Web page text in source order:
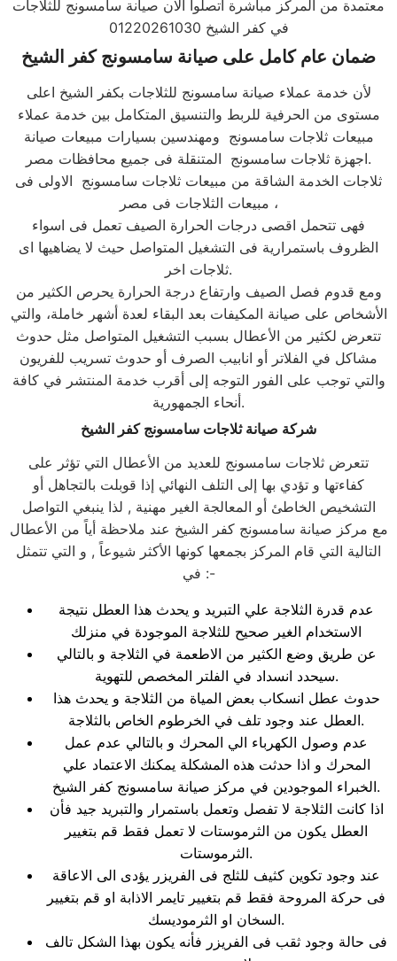
معتمدة من المركز مباشرة اتصلوا الان صيانة سامسونج للثلاجات
في كفر الشيخ 01220261030
ضمان عام كامل على صيانة سامسونج كفر الشيخ
لأن خدمة عملاء صيانة سامسونج للثلاجات بكفر الشيخ اعلى
مستوى من الحرفية للربط والتنسيق المتكامل بين خدمة عملاء
مبيعات ثلاجات سامسونج ومهندسين بسيارات مبيعات صيانة
اجهزة ثلاجات سامسونج المتنقلة فى جميع محافظات مصر.
ثلاجات الخدمة الشاقة من مبيعات ثلاجات سامسونج الاولى فى
مبيعات الثلاجات فى مصر ،
فهى تتحمل اقصى درجات الحرارة الصيف تعمل فى اسواء
الظروف باستمرارية فى التشغيل المتواصل حيث لا يضاهيها اى
ثلاجات اخر.
ومع قدوم فصل الصيف وارتفاع درجة الحرارة يحرص الكثير من
الأشخاص على صيانة المكيفات بعد البقاء لعدة أشهر خاملة، والتي
تتعرض لكثير من الأعطال بسبب التشغيل المتواصل مثل حدوث
مشاكل في الفلاتر أو انابيب الصرف أو حدوث تسريب للفريون
والتي توجب على الفور التوجه إلى أقرب خدمة المنتشر في كافة
أنحاء الجمهورية.
شركة صيانة ثلاجات سامسونج كفر الشيخ
تتعرض ثلاجات سامسونج للعديد من الأعطال التي تؤثر على
كفاءتها و تؤدي بها إلى التلف النهائي إذا قوبلت بالتجاهل أو
التشخيص الخاطئ أو المعالجة الغير مهنية , لذا ينبغي التواصل
مع مركز صيانة سامسونج كفر الشيخ عند ملاحظة أياً من الأعطال
التالية التي قام المركز بجمعها كونها الأكثر شيوعاً , و التي تتمثل
في :-
عدم قدرة الثلاجة علي التبريد و يحدث هذا العطل نتيجة
الاستخدام الغير صحيح للثلاجة الموجودة في منزلك
عن طريق وضع الكثير من الاطعمة في الثلاجة و بالتالي
سيحدد انسداد في الفلتر المخصص للتهوية.
حدوث عطل انسكاب بعض المياة من الثلاجة و يحدث هذا
العطل عند وجود تلف في الخرطوم الخاص بالثلاجة.
عدم وصول الكهرباء الي المحرك و بالتالي عدم عمل
المحرك و اذا حدثت هذه المشكلة يمكنك الاعتماد علي
الخبراء الموجودين في مركز صيانة سامسونج كفر الشيخ.
اذا كانت الثلاجة لا تفصل وتعمل باستمرار والتبريد جيد فأن
العطل يكون من الثرموستات لا تعمل فقط قم بتغيير
الثرموستات.
عند وجود تكوين كثيف للثلج فى الفريزر يؤدى الى الاعاقة
فى حركة المروحة فقط قم بتغيير تايمر الاذابة او قم بتغيير
السخان او الثرموديسك.
فى حالة وجود ثقب فى الفريزر فأنه يكون بهذا الشكل تالف